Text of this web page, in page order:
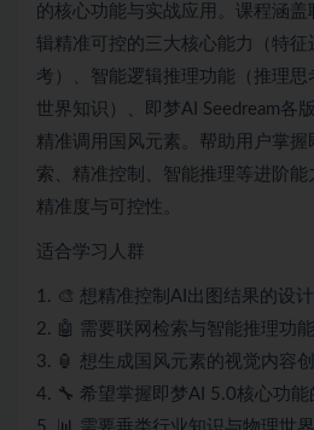
的核心功能与实战应用。课程涵
辑精准可控的三大核心能力（特
考）、智能逻辑推理功能（推理
世界知识）、即梦AI Seedream各
精准调用国风元素。帮助用户掌
索、精准控制、智能推理等进阶
精准度与可控性。
适合学习人群
1. 🎨 想精准控制AI出图结果的设
2. 🤖 需要联网检索与智能推理功
3. 🏮 想生成国风元素的视觉内容
4. 🔧 希望掌握即梦AI 5.0核心功能